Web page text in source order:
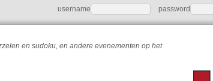
username password
en sudoku, en andere evenementen op het